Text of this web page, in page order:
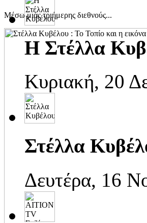
Μέσω μιάς τριήμερης διεθνούς...
Η Στέλλα
Κυριακή, 20
Στέλλα
Δευτέρα, 16